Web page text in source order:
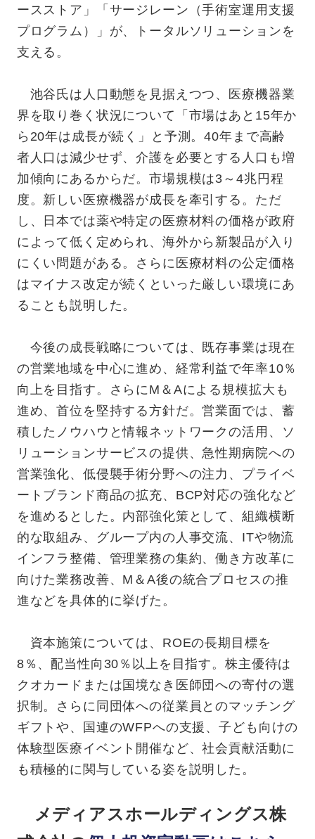
ースストア」「サージレーン（手術室運用支援
プログラム）」が、トータルソリューションを
支える。
池谷氏は人口動態を見据えつつ、医療機器業
界を取り巻く状況について「市場はあと15年か
ら20年は成長が続く」と予測。40年まで高齢
者人口は減少せず、介護を必要とする人口も増
加傾向にあるからだ。市場規模は3～4兆円程
度。新しい医療機器が成長を牽引する。ただ
し、日本では薬や特定の医療材料の価格が政府
によって低く定められ、海外から新製品が入り
にくい問題がある。さらに医療材料の公定価格
はマイナス改定が続くといった厳しい環境にあ
ることも説明した。
今後の成長戦略については、既存事業は現在
の営業地域を中心に進め、経常利益で年率10％
向上を目指す。さらにM＆Aによる規模拡大も
進め、首位を堅持する方針だ。営業面では、蓄
積したノウハウと情報ネットワークの活用、ソ
リューションサービスの提供、急性期病院への
営業強化、低侵襲手術分野への注力、プライベ
ートブランド商品の拡充、BCP対応の強化など
を進めるとした。内部強化策として、組織横断
的な取組み、グループ内の人事交流、ITや物流
インフラ整備、管理業務の集約、働き方改革に
向けた業務改善、M＆A後の統合プロセスの推
進などを具体的に挙げた。
資本施策については、ROEの長期目標を
8％、配当性向30％以上を目指す。株主優待は
クオカードまたは国境なき医師団への寄付の選
択制。さらに同団体への従業員とのマッチング
ギフトや、国連のWFPへの支援、子ども向けの
体験型医療イベント開催など、社会貢献活動に
も積極的に関与している姿を説明した。
メディアスホールディングス株